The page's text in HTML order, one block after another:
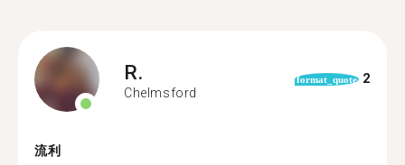
R.
Chelmsford
format_quote 2
流利